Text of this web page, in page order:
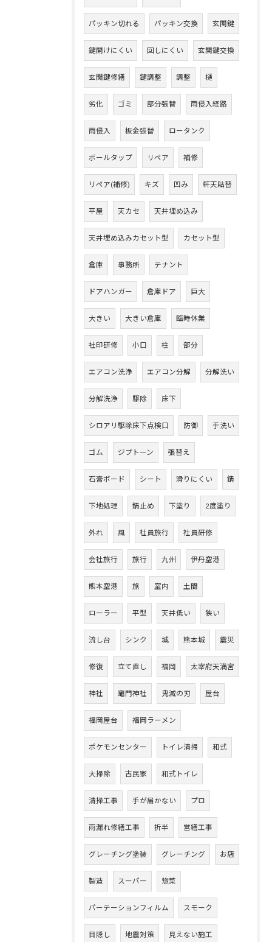
パッキン切れる パッキン交換 玄関鍵
鍵開けにくい 回しにくい 玄関鍵交換
玄関鍵修繕 鍵調整 調整 樋
劣化 ゴミ 部分張替 雨侵入経路
雨侵入 板金張替 ロータンク
ボールタップ リペア 補修
リペア(補修) キズ 凹み 軒天貼替
平屋 天カセ 天井埋め込み
天井埋め込みカセット型 カセット型
倉庫 事務所 テナント
ドアハンガー 倉庫ドア 巨大
大きい 大きい倉庫 臨時休業
社印研修 小口 柱 部分
エアコン洗浄 エアコン分解 分解洗い
分解洗浄 駆除 床下
シロアリ駆除床下点検口 防御 手洗い
ゴム ジプトーン 張替え
石膏ボード シート 滑りにくい 錆
下地処理 錆止め 下塗り 2度塗り
外れ 風 社員旅行 社員研修
会社旅行 旅行 九州 伊丹空港
熊本空港 旅 室内 土間
ローラー 平型 天井低い 狭い
流し台 シンク 城 熊本城 震災
修復 立て直し 福岡 太宰府天満宮
神社 竈門神社 鬼滅の刃 屋台
福岡屋台 福岡ラーメン
ポケモンセンター トイレ清掃 和式
大掃除 古民家 和式トイレ
清掃工事 手が届かない プロ
雨漏れ修繕工事 折半 営繕工事
グレーチング塗装 グレーチング お店
製造 スーパー 惣菜
パーテーションフィルム スモーク
目隠し 地震対策 見えない施工